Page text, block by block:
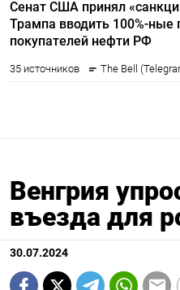
Венгрия
въезда для
30.07.2024